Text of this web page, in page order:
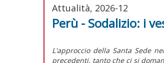
Attualità, 2026-12
Perù - Sodalizio: i
L'approccio della Santa Sede
precedenti, tanto che ci si